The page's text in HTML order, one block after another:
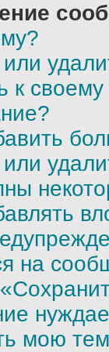
или
к
на
мою